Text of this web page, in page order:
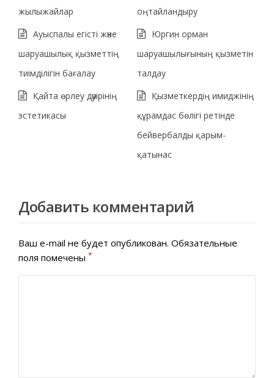
жылыжайлар
оңтайландыру
Ауыспалы егісті және
шаруашылық қызметтің
тиімділігін бағалау
Юргин орман
шаруашылығының қызметін
талдау
Қайта өрлеу дәуірінің
эстетикасы
Қызметкердің имиджінің
құрамдас бөлігі ретінде
бейвербалды қарым-
қатынас
Добавить комментарий
Ваш e-mail не будет опубликован. Обязательные
поля помечены *